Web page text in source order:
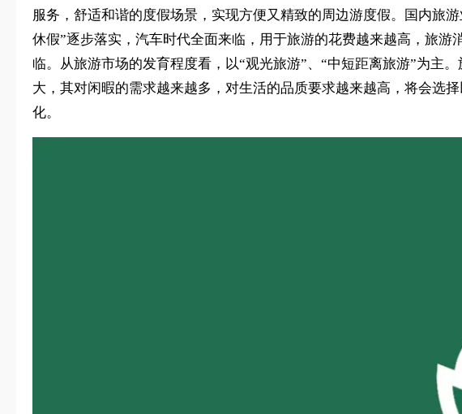
服务，舒适和谐的度假场景，实现方便又精致的周边游度假。国内旅
休假”逐步落实，汽车时代全面来临，用于旅游的花费越来越高，旅
临。从旅游市场的发育程度看，以“观光旅游”、“中短距离旅游”为主
大，其对闲暇的需求越来越多，对生活的品质要求越来越高，将会选
化。